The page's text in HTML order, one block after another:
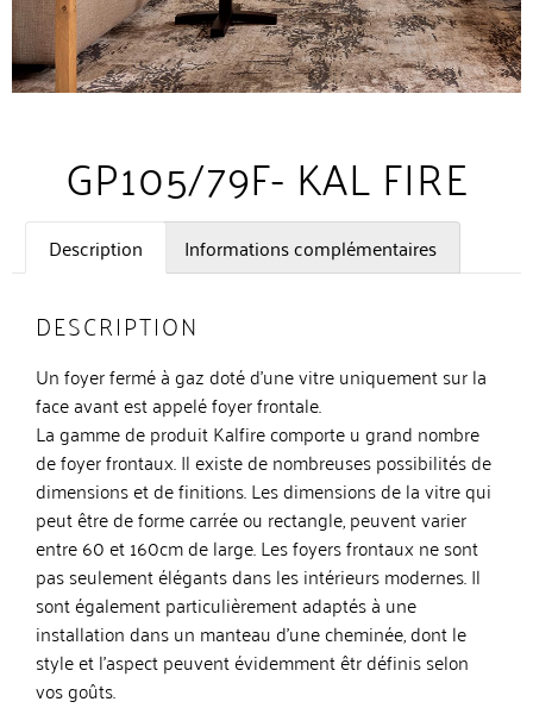
GP105/79F- KAL FIRE
Description Informations complémentaires
DESCRIPTION
Un foyer fermé à gaz doté d’une vitre uniquement sur la
face avant est appelé foyer frontale.
La gamme de produit Kalfire comporte u grand nombre
de foyer frontaux. Il existe de nombreuses possibilités de
dimensions et de finitions. Les dimensions de la vitre qui
peut être de forme carrée ou rectangle, peuvent varier
entre 60 et 160cm de large. Les foyers frontaux ne sont
pas seulement élégants dans les intérieurs modernes. Il
sont également particulièrement adaptés à une
installation dans un manteau d’une cheminée, dont le
style et l’aspect peuvent évidemment êtr définis selon
vos goûts.